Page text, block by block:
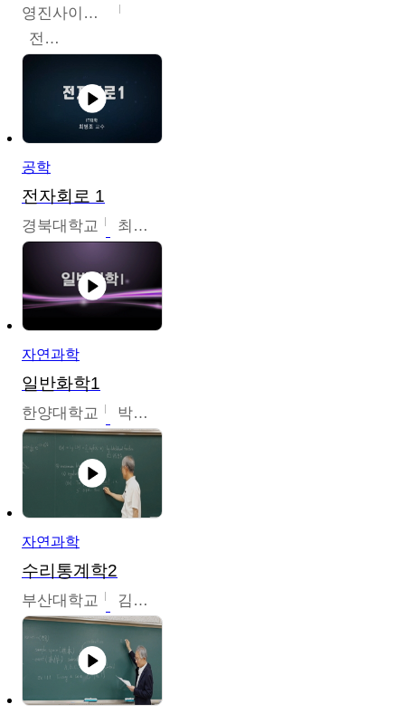
영진사이버대학교
전병현
공학
전자회로 1
경북대학교 최병조
자연과학
일반화학1
한양대학교 박경호
자연과학
수리통계학2
부산대학교 김충락